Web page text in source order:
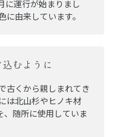
に運行が始まりまし
由来しています。
むように
古くから親しまれてき
は北山杉やヒノキ材
随所に使用していま